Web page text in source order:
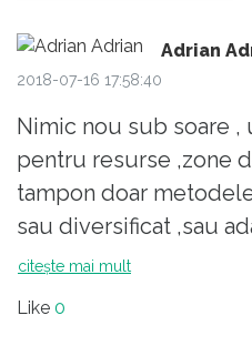
Adrian
2018-07-16 17:58:40
Nimic nou sub soare ,
pentru resurse ,zone
tampon doar
sau diversificat ,sau
. dar autorul deşi a
citește mai mult
Like 0